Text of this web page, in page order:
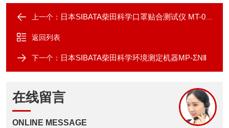
上一个： 日本SIBATA柴田科学口罩贴合测试仪 MT-05U
返回列表
下一个： 日本SIBATA柴田科学环境测定机器MP-ΣNⅡ
在线留言
ONLINE MESSAGE